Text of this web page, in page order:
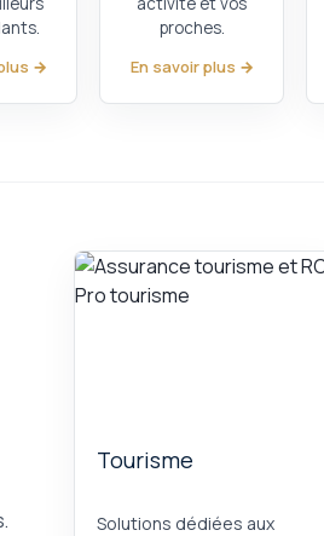
→
proches.
En savoir plus →
Tourisme
Solutions dédiées aux